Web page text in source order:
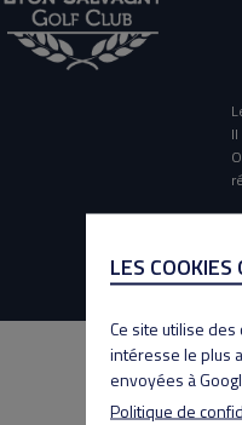
LES COOKIES
Ce site utilise
intéresse le plus
envoyées à
Politique de